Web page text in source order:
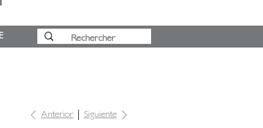
Anterior Siguiente